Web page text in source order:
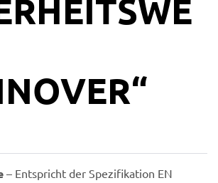
– Entspricht der Spezifikation EN